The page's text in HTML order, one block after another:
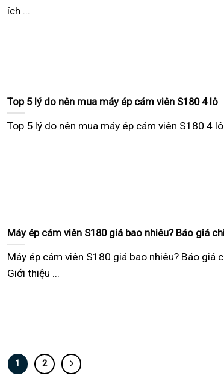
ích ...
Top 5 lý do nên mua máy ép cám viên S180 4 lô
Top 5 lý do nên mua máy ép cám viên S180 4
Máy ép cám viên S180 giá bao nhiêu? Báo giá
Máy ép cám viên S180 giá bao nhiêu? Báo giá
Giới thiệu ...
1 2